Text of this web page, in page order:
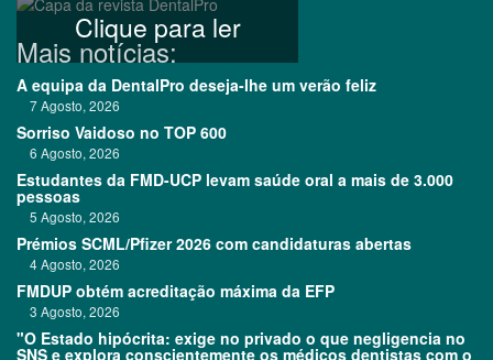
Clique para ler
Mais notícias:
A equipa da DentalPro deseja-lhe um verão feliz
7 Agosto, 2026
Sorriso Vaidoso no TOP 600
6 Agosto, 2026
Estudantes da FMD-UCP levam saúde oral a mais de 3.000
pessoas
5 Agosto, 2026
Prémios SCML/Pfizer 2026 com candidaturas abertas
4 Agosto, 2026
FMDUP obtém acreditação máxima da EFP
3 Agosto, 2026
"O Estado hipócrita: exige no privado o que negligencia no
SNS e explora conscientemente os médicos dentistas com o